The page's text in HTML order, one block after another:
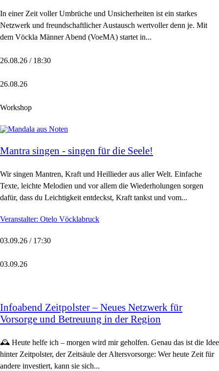
In einer Zeit voller Umbrüche und Unsicherheiten ist ein starkes
Netzwerk und freundschaftlicher Austausch wertvoller denn je. Mit
dem Vöckla Männer Abend (VoeMA) startet in...
26.08.26 / 18:30
26.08.26
Workshop
Mantra singen - singen für die Seele!
Wir singen Mantren, Kraft und Heillieder aus aller Welt. Einfache
Texte, leichte Melodien und vor allem die Wiederholungen sorgen
dafür, dass du Leichtigkeit entdeckst, Kraft tankst und vom...
Veranstalter: Otelo Vöcklabruck
03.09.26 / 17:30
03.09.26
Infoabend Zeitpolster – Neues Netzwerk für
Vorsorge und Betreuung in der Region
🕰️ Heute helfe ich – morgen wird mir geholfen. Genau das ist die Idee
hinter Zeitpolster, der Zeitsäule der Altersvorsorge: Wer heute Zeit für
andere investiert, kann sie sich...